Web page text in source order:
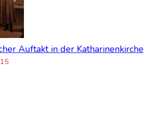
Auf­takt in der Katha­ri­nen­kir­che